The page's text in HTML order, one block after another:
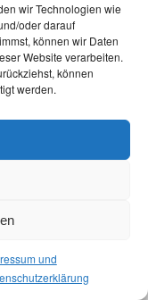
wir Technologien wie
oder darauf
können wir Daten
Website verarbeiten.
können
werden.
und
von WordPress